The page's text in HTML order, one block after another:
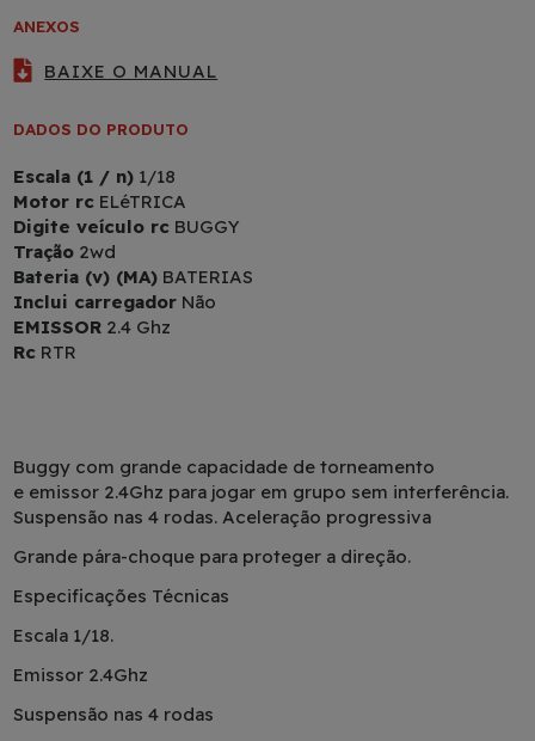
ANEXOS
BAIXE O MANUAL
DADOS DO PRODUTO
Escala (1 / n) 1/18
Motor rc ELéTRICA
Digite veículo rc BUGGY
Tração 2wd
Bateria (v) (MA) BATERIAS
Inclui carregador Não
EMISSOR 2.4 Ghz
Rc RTR
Buggy com grande capacidade de torneamento
e emissor 2.4Ghz para jogar em grupo sem interferência.
Suspensão nas 4 rodas.Aceleração progressiva
Grande pára-choque para proteger a direção.
Especificações Técnicas
Escala 1/18.
Emissor 2.4Ghz
Suspensão nas 4 rodas